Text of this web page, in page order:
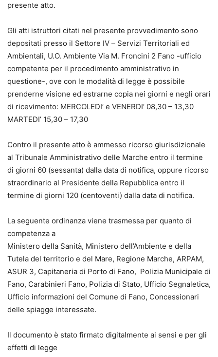
presente atto.
Gli atti istruttori citati nel presente provvedimento sono
depositati presso il Settore IV – Servizi Territoriali ed
Ambientali, U.O. Ambiente Via M. Froncini 2 Fano -ufficio
competente per il procedimento amministrativo in
questione-, ove con le modalità di legge è possibile
prenderne visione ed estrarne copia nei giorni e negli orari
di ricevimento: MERCOLEDI’ e VENERDI’ 08,30 – 13,30
MARTEDI’ 15,30 – 17,30
Contro il presente atto è ammesso ricorso giurisdizionale
al Tribunale Amministrativo delle Marche entro il termine
di giorni 60 (sessanta) dalla data di notifica, oppure ricorso
straordinario al Presidente della Repubblica entro il
termine di giorni 120 (centoventi) dalla data di notifica.
La seguente ordinanza viene trasmessa per quanto di
competenza a
Ministero della Sanità, Ministero dell’Ambiente e della
Tutela del territorio e del Mare, Regione Marche, ARPAM,
ASUR 3, Capitaneria di Porto di Fano, Polizia Municipale di
Fano, Carabinieri Fano, Polizia di Stato, Ufficio Segnaletica,
Ufficio informazioni del Comune di Fano, Concessionari
delle spiagge interessate.
Il documento è stato firmato digitalmente ai sensi e per gli
effetti di legge